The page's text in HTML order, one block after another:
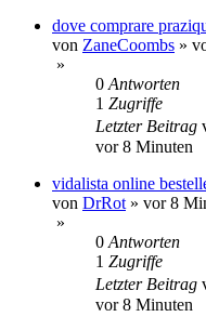
dove comprare
von ZaneCoombs »
»
0 Antworten
1 Zugriffe
Letzter Beitrag
vor 8 Minuten
vidalista online
von DrRot » vor 8
»
0 Antworten
1 Zugriffe
Letzter Beitrag
vor 8 Minuten